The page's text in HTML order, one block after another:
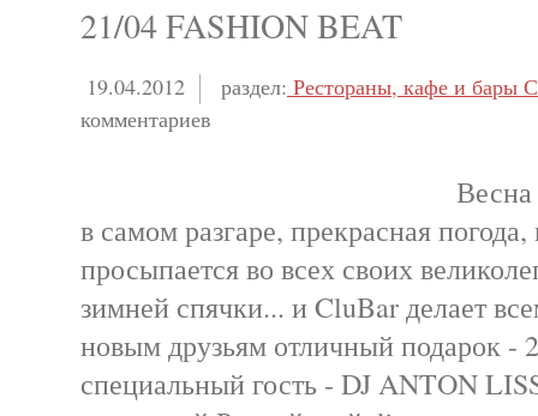
21/04 FASHION BEAT
19.04.2012 раздел: Рестораны, кафе и бары
комментариев
в самом разгаре, прекрасная
просыпается во всех своих
зимней спячки... и CluBar делает
новым друзьям отличный подарок -
специальный гость - DJ ANTON